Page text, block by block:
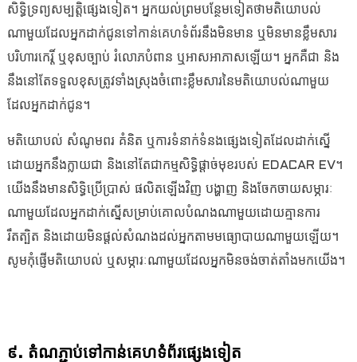
សិទ្ធិទ្រព្យសម្បត្តិផ្សេងទៀត។ អ្នកយល់ព្រមបន្ថែមទៀតថាមតិយោបល់
ណាមួយដែលអ្នកដាក់ជូនទៅកាន់គេហទំព័រនឹងមិនមាន ឬមិនមានខ្លឹមសារ
បរិហារកេរ្តិ៍ ឬខុសច្បាប់ រំលោភបំពាន ឬអាសអាភាសឡើយ។ អ្នកគឺជា និង
នឹងនៅតែទទួលខុសត្រូវទាំងស្រុងចំពោះខ្លឹមសារនៃមតិយោបល់ណាមួយ
ដែលអ្នកដាក់ជូន។
មតិយោបល់ សំណូមពរ គំនិត ឬការទំនាក់ទំនងផ្សេងទៀតដែលដាក់ស្នើ
ដោយអ្នកនឹងក្លាយជា និងនៅតែជាកម្មសិទ្ធិផ្តាច់មុខរបស់ EDACAR EV។
យើងនឹងមានសិទ្ធិប្រើប្រាស់ ផលិតឡើងវិញ បង្ហាញ និងចែកចាយសម្ភារៈ
ណាមួយដែលអ្នកដាក់ស្នើសម្រាប់គោលបំណងណាមួយដោយគ្មានការ
រឹតត្បិត និងដោយមិនផ្តល់សំណងដល់អ្នកតាមមធ្យោបាយណាមួយឡើយ។
សូមកុំផ្ញើមតិយោបល់ ឬសម្ភារៈណាមួយដែលអ្នកមិនចង់ចាត់តាំងមកយើង។
៩. តំណភ្ជាប់ទៅកាន់គេហទំព័រផ្សេងទៀត